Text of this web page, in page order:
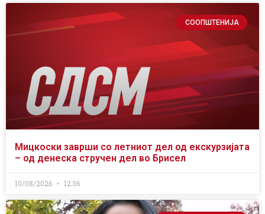
СООПШТЕНИЈА
Мицкоски заврши со летниот дел од екскурзијата
– од денеска стручен дел во Брисел
10/08/2026 12:36